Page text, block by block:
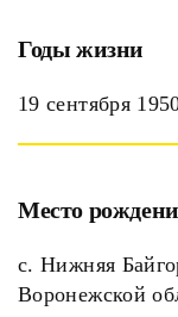
Годы жизни
19 сентября
Место
с. Нижняя
Воронежской